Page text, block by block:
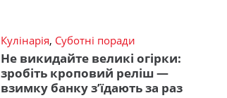
Кулінарія, Суботні поради
Не викидайте великі огірки:
зробіть кроповий реліш —
взимку банку з’їдають за раз